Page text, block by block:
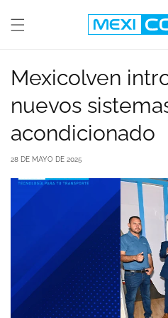
Mexicolven
nuevos
acondicionado
28 DE MAYO DE 2025